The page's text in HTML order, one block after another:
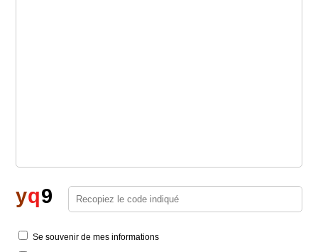
yq9
Se souvenir de mes informations